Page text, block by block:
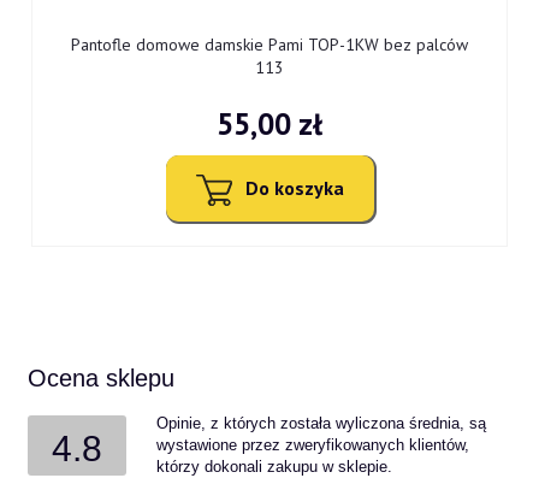
Pantofle domowe damskie Pami TOP-1KW bez palców
113
55,00 zł
Do koszyka
Ocena sklepu
4.8
Opinie, z których została wyliczona średnia, są
wystawione przez zweryfikowanych klientów,
którzy dokonali zakupu w sklepie.